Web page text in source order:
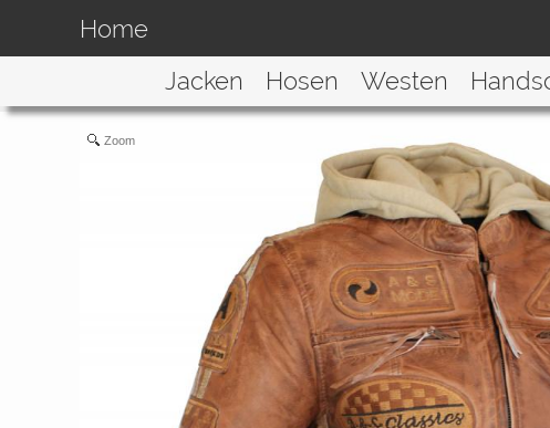
Home
Jacken
Hosen Westen
Zoom